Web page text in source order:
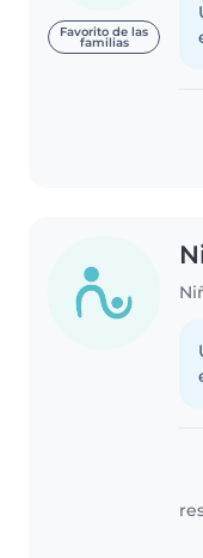
Favorito de las
familias